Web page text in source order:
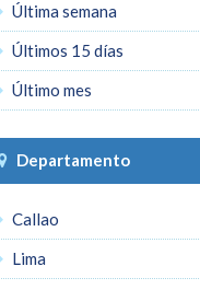
Última semana
Últimos 15 días
Último mes
Departamento
Callao
Lima